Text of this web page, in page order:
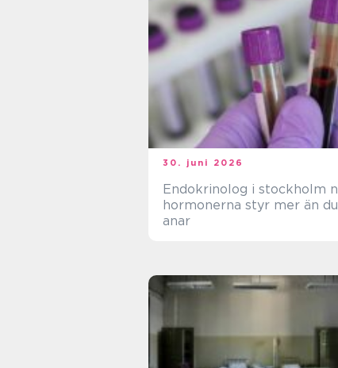
30. juni 2026
Endokrinolog i stockholm när
hormonerna styr mer än du
anar